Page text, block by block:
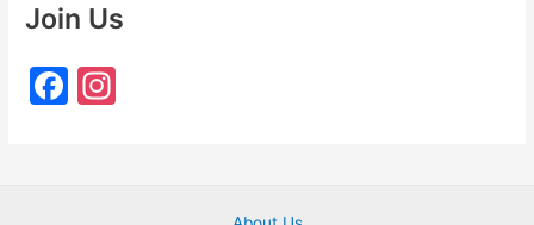
Join Us
F